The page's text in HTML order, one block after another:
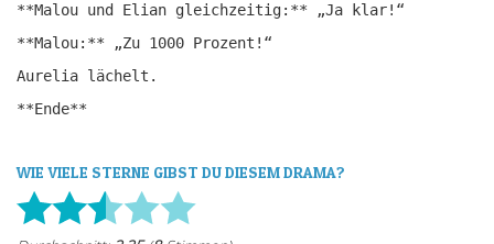
**Malou und Elian gleichzeitig:** „Ja klar!“
**Malou:** „Zu 1000 Prozent!“
Aurelia lächelt.
**Ende**
WIE VIELE STERNE GIBST DU DIESEM DRAMA?